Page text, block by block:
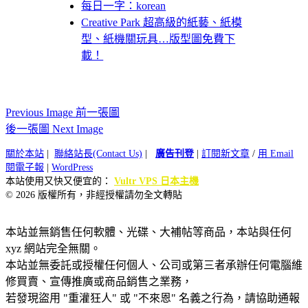
每日一字：korean
Creative Park 超高級的紙藝、紙模
型、紙機關玩具…版型圖免費下
載！
Previous Image 前一張圖
後一張圖 Next Image
關於本站 聯絡站長(Contact Us) 廣告刊登| 訂閱新文章 / 用 Email
閱電子報
WordPress
本站使用又快又便宜的： Vultr VPS 日本主機
© 2026 版權所有，非經授權請勿全文轉貼
本站並無銷售任何軟體、光碟、大補帖等商品，本站與任何
xyz 網站完全無關。
本站並無委託或授權任何個人、公司或第三者承辦任何電腦維
修買賣、宣傳推廣或商品銷售之業務，
若發現盜用 "重灌狂人" 或 "不來恩" 名義之行為，請協助通報